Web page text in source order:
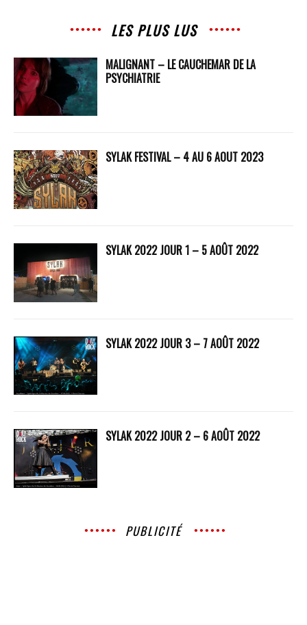
LES PLUS LUS
MALIGNANT – LE CAUCHEMAR DE LA
PSYCHIATRIE
SYLAK FESTIVAL – 4 AU 6 AOUT 2023
SYLAK 2022 JOUR 1 – 5 AOÛT 2022
SYLAK 2022 JOUR 3 – 7 AOÛT 2022
SYLAK 2022 JOUR 2 – 6 AOÛT 2022
PUBLICITÉ